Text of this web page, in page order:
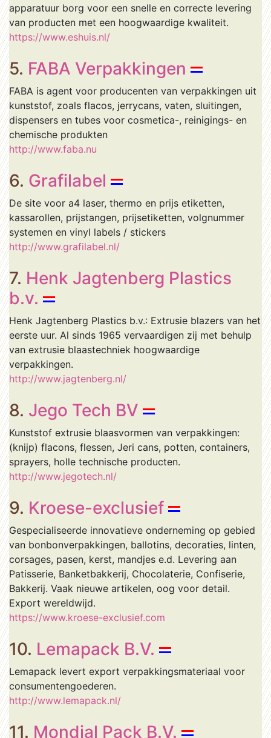
apparatuur borg voor een snelle en correcte levering
van producten met een hoogwaardige kwaliteit.
https://www.eshuis.nl/
5. FABA Verpakkingen
FABA is agent voor producenten van verpakkingen uit
kunststof, zoals flacos, jerrycans, vaten, sluitingen,
dispensers en tubes voor cosmetica-, reinigings- en
chemische produkten
http://www.faba.nu
6. Grafilabel
De site voor a4 laser, thermo en prijs etiketten,
kassarollen, prijstangen, prijsetiketten, volgnummer
systemen en vinyl labels / stickers
http://www.grafilabel.nl/
7. Henk Jagtenberg Plastics
b.v.
Henk Jagtenberg Plastics b.v.: Extrusie blazers van het
eerste uur. Al sinds 1965 vervaardigen zij met behulp
van extrusie blaastechniek hoogwaardige
verpakkingen.
http://www.jagtenberg.nl/
8. Jego Tech BV
Kunststof extrusie blaasvormen van verpakkingen:
(knijp) flacons, flessen, Jeri cans, potten, containers,
sprayers, holle technische producten.
http://www.jegotech.nl/
9. Kroese-exclusief
Gespecialiseerde innovatieve onderneming op gebied
van bonbonverpakkingen, ballotins, decoraties, linten,
corsages, pasen, kerst, mandjes e.d. Levering aan
Patisserie, Banketbakkerij, Chocolaterie, Confiserie,
Bakkerij. Vaak nieuwe artikelen, oog voor detail.
Export wereldwijd.
https://www.kroese-exclusief.com
10. Lemapack B.V.
Lemapack levert export verpakkingsmateriaal voor
consumentengoederen.
http://www.lemapack.nl/
11. Mondial Pack B.V.